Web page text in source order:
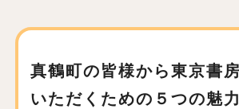
真鶴町の皆様から東京書
いただくための ５つの魅